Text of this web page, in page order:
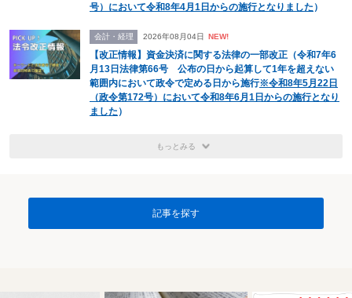
号）において令和8年4月1日からの施行となりました ）
会計・経理 2026年08月04日 NEW!
【改正情報】資金決済に関する法律の一部改正（令和7年6
月13日法律第66号 公布の日から起算して1年を超えない
範囲内において政令で定める日から施行※令和8年5月22日
（政令第172号）において令和8年6月1日からの施行となり
ました ）
もっとみる
記事を探す